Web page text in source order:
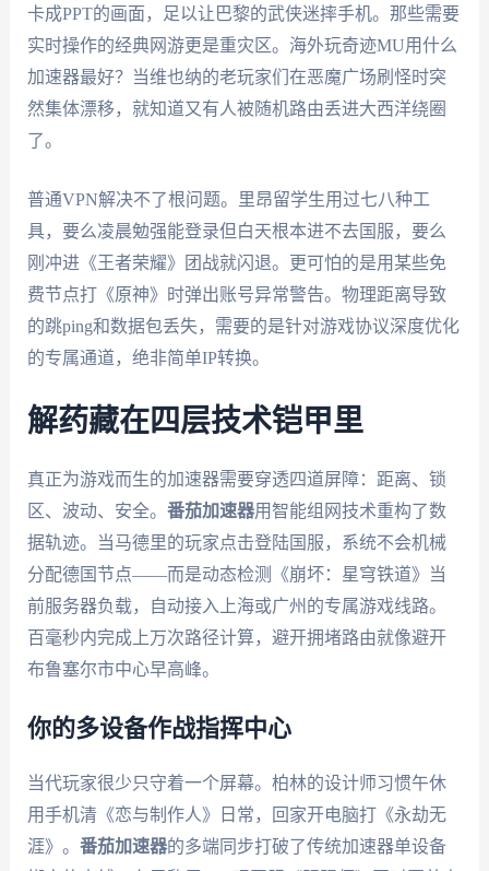
卡成PPT的画面，足以让巴黎的武侠迷摔手机。那些需要
实时操作的经典网游更是重灾区。海外玩奇迹MU用什么
加速器最好？当维也纳的老玩家们在恶魔广场刷怪时突
然集体漂移，就知道又有人被随机路由丢进大西洋绕圈
了。
普通VPN解决不了根问题。里昂留学生用过七八种工
具，要么凌晨勉强能登录但白天根本进不去国服，要么
刚冲进《王者荣耀》团战就闪退。更可怕的是用某些免
费节点打《原神》时弹出账号异常警告。物理距离导致
的跳ping和数据包丢失，需要的是针对游戏协议深度优化
的专属通道，绝非简单IP转换。
解药藏在四层技术铠甲里
真正为游戏而生的加速器需要穿透四道屏障：距离、锁
区、波动、安全。 番茄加速器用智能组网技术重构了数
据轨迹。当马德里的玩家点击登陆国服，系统不会机械
分配德国节点——而是动态检测《崩坏：星穹铁道》当
前服务器负载，自动接入上海或广州的专属游戏线路。
百毫秒内完成上万次路径计算，避开拥堵路由就像避开
布鲁塞尔市中心早高峰。
你的多设备作战指挥中心
当代玩家很少只守着一个屏幕。柏林的设计师习惯午休
用手机清《恋与制作人》日常，回家开电脑打《永劫无
涯》。 番茄加速器的多端同步打破了传统加速器单设备